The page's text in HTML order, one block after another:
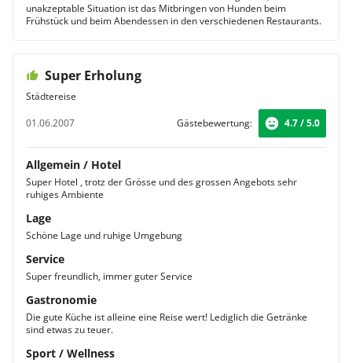
unakzeptable Situation ist das Mitbringen von Hunden beim
Frühstück und beim Abendessen in den verschiedenen Restaurants.
Super Erholung
Städtereise
01.06.2007
Gästebewertung: 4.7 / 5.0
Allgemein / Hotel
Super Hotel , trotz der Grösse und des grossen Angebots sehr
ruhiges Ambiente
Lage
Schöne Lage und ruhige Umgebung
Service
Super freundlich, immer guter Service
Gastronomie
Die gute Küche ist alleine eine Reise wert! Lediglich die Getränke
sind etwas zu teuer.
Sport / Wellness